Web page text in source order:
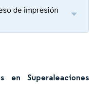
de impresión
en Superaleaciones